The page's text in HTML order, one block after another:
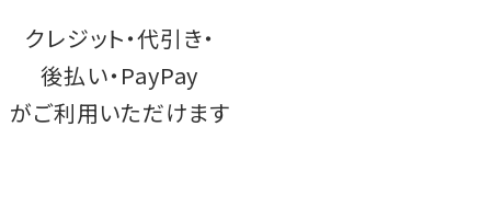
クレジット・代引き・
後払い・PayPay
がご利用いただけます